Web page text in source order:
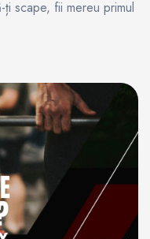
scape, fii mereu primul